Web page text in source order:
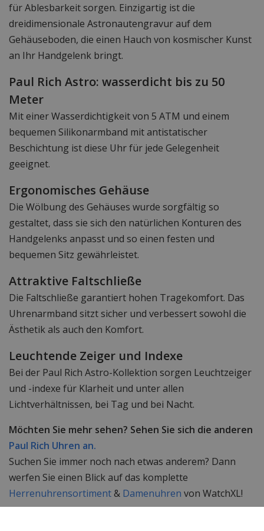
für Ablesbarkeit sorgen. Einzigartig ist die
dreidimensionale Astronautengravur auf dem
Gehäuseboden, die einen Hauch von kosmischer Kunst
an Ihr Handgelenk bringt.
Paul Rich Astro: wasserdicht bis zu 50
Meter
Mit einer Wasserdichtigkeit von 5 ATM und einem
bequemen Silikonarmband mit antistatischer
Beschichtung ist diese Uhr für jede Gelegenheit
geeignet.
Ergonomisches Gehäuse
Die Wölbung des Gehäuses wurde sorgfältig so
gestaltet, dass sie sich den natürlichen Konturen des
Handgelenks anpasst und so einen festen und
bequemen Sitz gewährleistet.
Attraktive Faltschließe
Die Faltschließe garantiert hohen Tragekomfort. Das
Uhrenarmband sitzt sicher und verbessert sowohl die
Ästhetik als auch den Komfort.
Leuchtende Zeiger und Indexe
Bei der Paul Rich Astro-Kollektion sorgen Leuchtzeiger
und -indexe für Klarheit und unter allen
Lichtverhältnissen, bei Tag und bei Nacht.
Möchten Sie mehr sehen? Sehen Sie sich die anderen
Paul Rich Uhren an.
Suchen Sie immer noch nach etwas anderem? Dann
werfen Sie einen Blick auf das komplette
Herrenuhrensortiment& Damenuhren von WatchXL!